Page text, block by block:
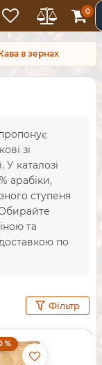
0
в зернах
зі
каталозі
арабіки,
ступеня
та
по
Фільтр
%